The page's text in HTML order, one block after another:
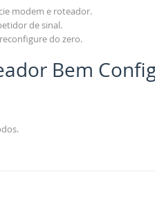
modem e roteador.
de sinal.
do zero.
Bem